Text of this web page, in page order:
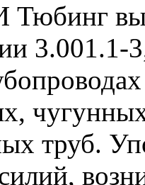
3.001.1-
труб.